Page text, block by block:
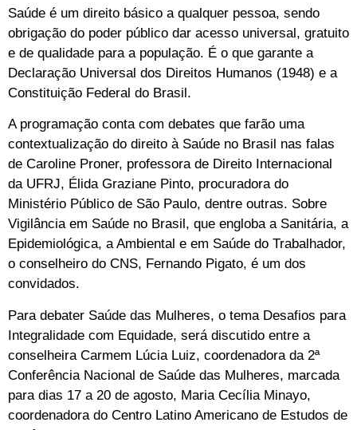
Saúde é um direito básico a qualquer pessoa, sendo
obrigação do poder público dar acesso universal, gratuito
e de qualidade para a população. É o que garante a
Declaração Universal dos Direitos Humanos (1948) e a
Constituição Federal do Brasil.
A programação conta com debates que farão uma
contextualização do direito à Saúde no Brasil nas falas
de Caroline Proner, professora de Direito Internacional
da UFRJ, Élida Graziane Pinto, procuradora do
Ministério Público de São Paulo, dentre outras. Sobre
Vigilância em Saúde no Brasil, que engloba a Sanitária, a
Epidemiológica, a Ambiental e em Saúde do Trabalhador,
o conselheiro do CNS, Fernando Pigato, é um dos
convidados.
Para debater Saúde das Mulheres, o tema Desafios para
Integralidade com Equidade, será discutido entre a
conselheira Carmem Lúcia Luiz, coordenadora da 2ª
Conferência Nacional de Saúde das Mulheres, marcada
para dias 17 a 20 de agosto, Maria Cecília Minayo,
coordenadora do Centro Latino Americano de Estudos de